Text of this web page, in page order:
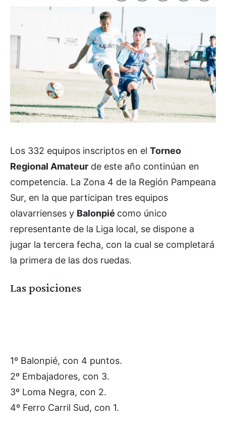
Los 332 equipos inscriptos en el Torneo
Regional Amateur de este año continúan en
competencia. La Zona 4 de la Región Pampeana
Sur, en la que participan tres equipos
olavarrienses y Balonpié como único
representante de la Liga local, se dispone a
jugar la tercera fecha, con la cual se completará
la primera de las dos ruedas.
Las posiciones
1º Balonpié, con 4 puntos.
2º Embajadores, con 3.
3º Loma Negra, con 2.
4º Ferro Carril Sud, con 1.